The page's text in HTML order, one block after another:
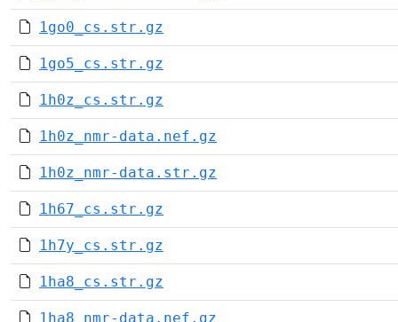
1go0_cs.str.gz
1go5_cs.str.gz
1h0z_cs.str.gz
1h0z_nmr-data.nef.gz
1h0z_nmr-data.str.gz
1h67_cs.str.gz
1h7y_cs.str.gz
1ha8_cs.str.gz
1ha8_nmr-data.nef.gz